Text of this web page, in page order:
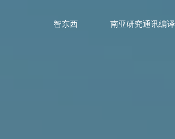
智东西 南亚研究通讯编译